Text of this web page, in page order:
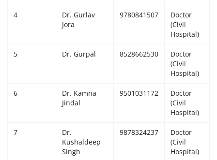
Lambi
Contact Us
4
Dr. Gurlav
Jora
9780841507
Doctor
(Civil
Hospital)
5 Dr. Gurpal 8528662530
Doctor
(Civil
Hospital)
6
Dr. Kamna
Jindal
9501031172
Doctor
(Civil
Hospital)
7
Dr.
Kushaldeep
Singh
9878324237
Doctor
(Civil
Hospital)